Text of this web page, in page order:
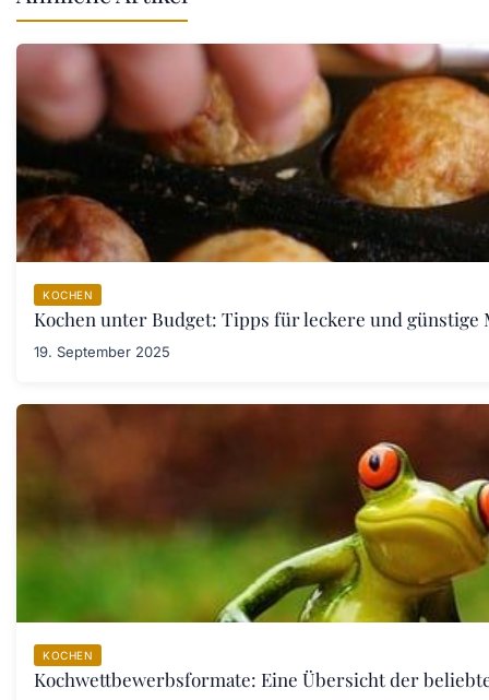
KOCHEN
Kochen unter Budget: Tipps für leckere und günstige
19. September 2025
KOCHEN
Kochwettbewerbsformate: Eine Übersicht der